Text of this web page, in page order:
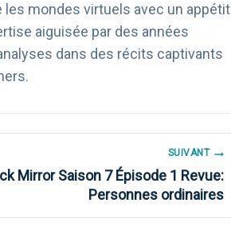
les mondes virtuels avec un appétit
aiguisée par des années
dans des récits captivants
SUIVANT
Mirror Saison 7 Épisode 1 Revue:
Personnes ordinaires